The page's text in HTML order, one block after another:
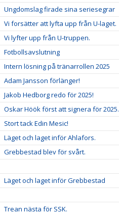
Ungdomslag firade sina seriesegrar
Vi forsätter att lyfta upp från U-laget.
Vi lyfter upp från U-truppen.
Fotbollsavslutning
Intern lösning på tränarrollen 2025
Adam Jansson förlänger!
Jakob Hedborg redo för 2025!
Oskar Höök först att signera för 2025.
Stort tack Edin Mesic!
Läget och laget inför Ahlafors.
Grebbestad blev för svårt.
Läget och laget inför Grebbestad
Trean nästa för SSK.